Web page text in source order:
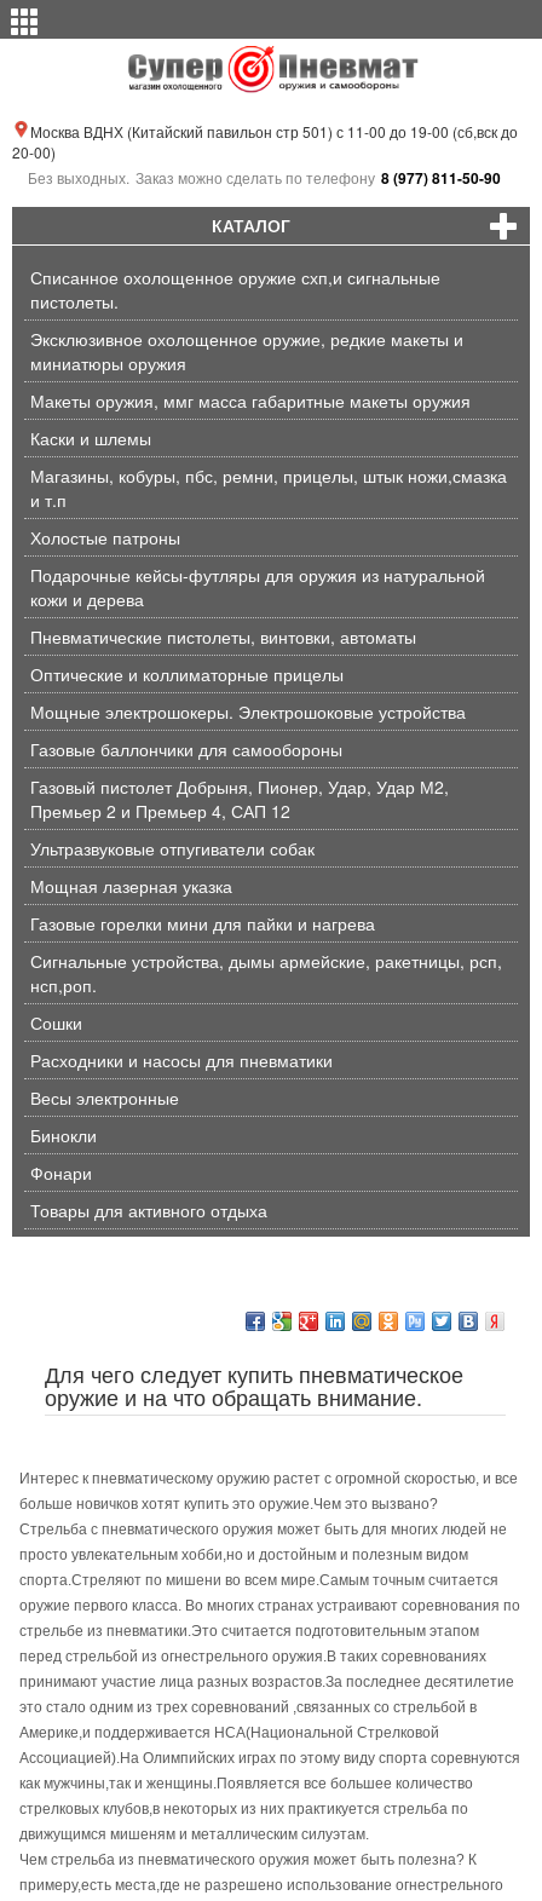
Москва ВДНХ (Китайский павильон стр 501) с 11-00 до 19-00 (сб,вск до
20-00)
Без выходных. Заказ можно сделать по телефону 8 (977) 811-50-90
КАТАЛОГ
Списанное охолощенное оружие схп,и сигнальные
пистолеты.
Эксклюзивное охолощенное оружие, редкие макеты и
миниатюры оружия
Макеты оружия, ммг масса габаритные макеты оружия
Каски и шлемы
Магазины, кобуры, пбс, ремни, прицелы, штык ножи,смазка
и т.п
Холостые патроны
Подарочные кейсы-футляры для оружия из натуральной
кожи и дерева
Пневматические пистолеты, винтовки, автоматы
Оптические и коллиматорные прицелы
Мощные электрошокеры. Электрошоковые устройства
Газовые баллончики для самообороны
Газовый пистолет Добрыня, Пионер, Удар, Удар М2,
Премьер 2 и Премьер 4, САП 12
Ультразвуковые отпугиватели собак
Мощная лазерная указка
Газовые горелки мини для пайки и нагрева
Сигнальные устройства, дымы армейские, ракетницы, рсп,
нсп,роп.
Сошки
Расходники и насосы для пневматики
Весы электронные
Бинокли
Фонари
Товары для активного отдыха
Для чего следует купить пневматическое
оружие и на что обращать внимание.
Интерес к пневматическому оружию растет с огромной скоростью, и все
больше новичков хотят купить это оружие.Чем это вызвано?
Стрельба с пневматического оружия может быть для многих людей не
просто увлекательным хобби,но и достойным и полезным видом
спорта.Стреляют по мишени во всем мире.Самым точным считается
оружие первого класса. Во многих странах устраивают соревнования по
стрельбе из пневматики.Это считается подготовительным этапом
перед стрельбой из огнестрельного оружия.В таких соревнованиях
принимают участие лица разных возрастов.За последнее десятилетие
это стало одним из трех соревнований ,связанных со стрельбой в
Америке,и поддерживается НСА(Национальной Стрелковой
Ассоциацией).На Олимпийских играх по этому виду спорта соревнуются
как мужчины,так и женщины.Появляется все большее количество
стрелковых клубов,в некоторых из них практикуется стрельба по
движущимся мишеням и металлическим силуэтам.
Чем стрельба из пневматического оружия может быть полезна? К
примеру,есть места,где не разрешено использование огнестрельного